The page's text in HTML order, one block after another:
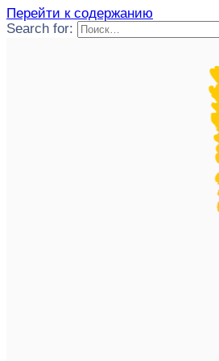
Перейти к содержанию
Search for: